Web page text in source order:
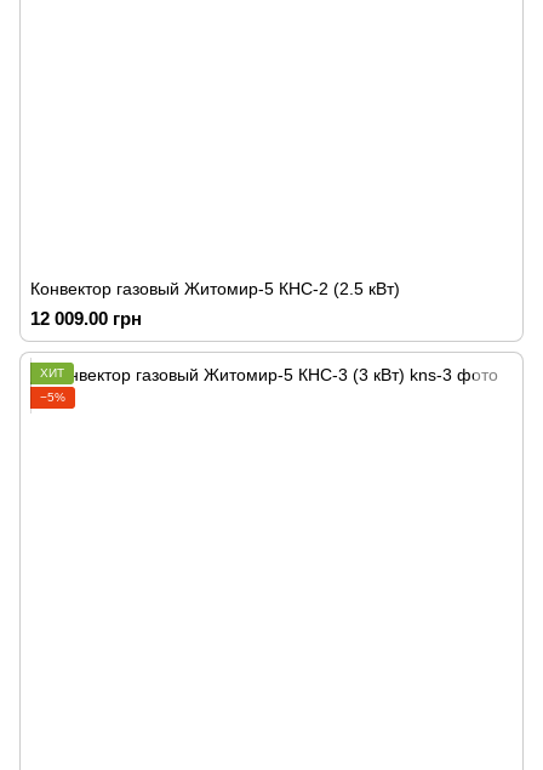
Конвектор газовый Житомир-5 КНС-2 (2.5 кВт)
12 009.00 грн
ХИТ
−5%